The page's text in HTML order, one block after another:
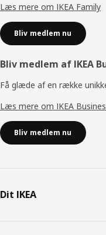
Læs mere om IKEA Family
Bliv medlem nu
Bliv medlem af IKEA
Få glæde af en række
Læs mere om IKEA
Bliv medlem nu
Dit IKEA